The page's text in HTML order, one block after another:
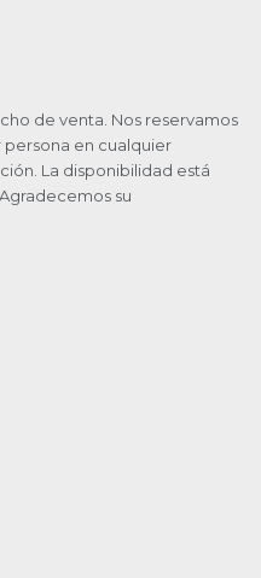
de venta. Nos reservamos
en cualquier
La disponibilidad está
su